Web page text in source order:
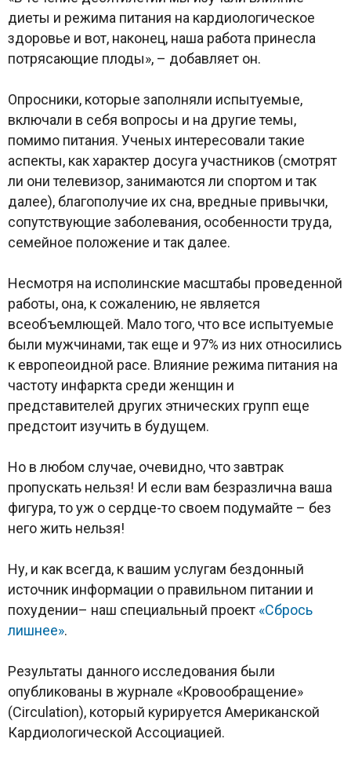
диеты и режима питания на кардиологическое
здоровье и вот, наконец, наша работа принесла
потрясающие плоды», – добавляет он.
Опросники, которые заполняли испытуемые,
включали в себя вопросы и на другие темы,
помимо питания. Ученых интересовали такие
аспекты, как характер досуга участников (смотрят
ли они телевизор, занимаются ли спортом и так
далее), благополучие их сна, вредные привычки,
сопутствующие заболевания, особенности труда,
семейное положение и так далее.
Несмотря на исполинские масштабы проведенной
работы, она, к сожалению, не является
всеобъемлющей. Мало того, что все испытуемые
были мужчинами, так еще и 97% из них относились
к европеоидной расе. Влияние режима питания на
частоту инфаркта среди женщин и
представителей других этнических групп еще
предстоит изучить в будущем.
Но в любом случае, очевидно, что завтрак
пропускать нельзя! И если вам безразлична ваша
фигура, то уж о сердце-то своем подумайте – без
него жить нельзя!
Ну, и как всегда, к вашим услугам бездонный
источник информации о правильном питании и
похудении– наш специальный проект «Сбрось
лишнее».
Результаты данного исследования были
опубликованы в журнале «Кровообращение»
(Circulation), который курируется Американской
Кардиологической Ассоциацией.